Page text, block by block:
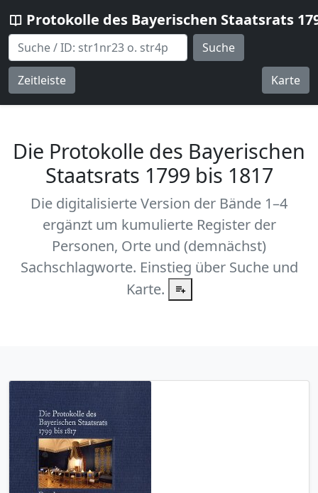
Protokolle des Bayerischen Staatsrats
Suche
Zeitleiste Karte
Die Protokolle des Bayerischen
Staatsrats 1799 bis 1817
Die digitalisierte Version der Bände 1–4
ergänzt um kumulierte Register der
Personen, Orte und (demnächst)
Sachschlagworte. Einstieg über Suche und
Karte.